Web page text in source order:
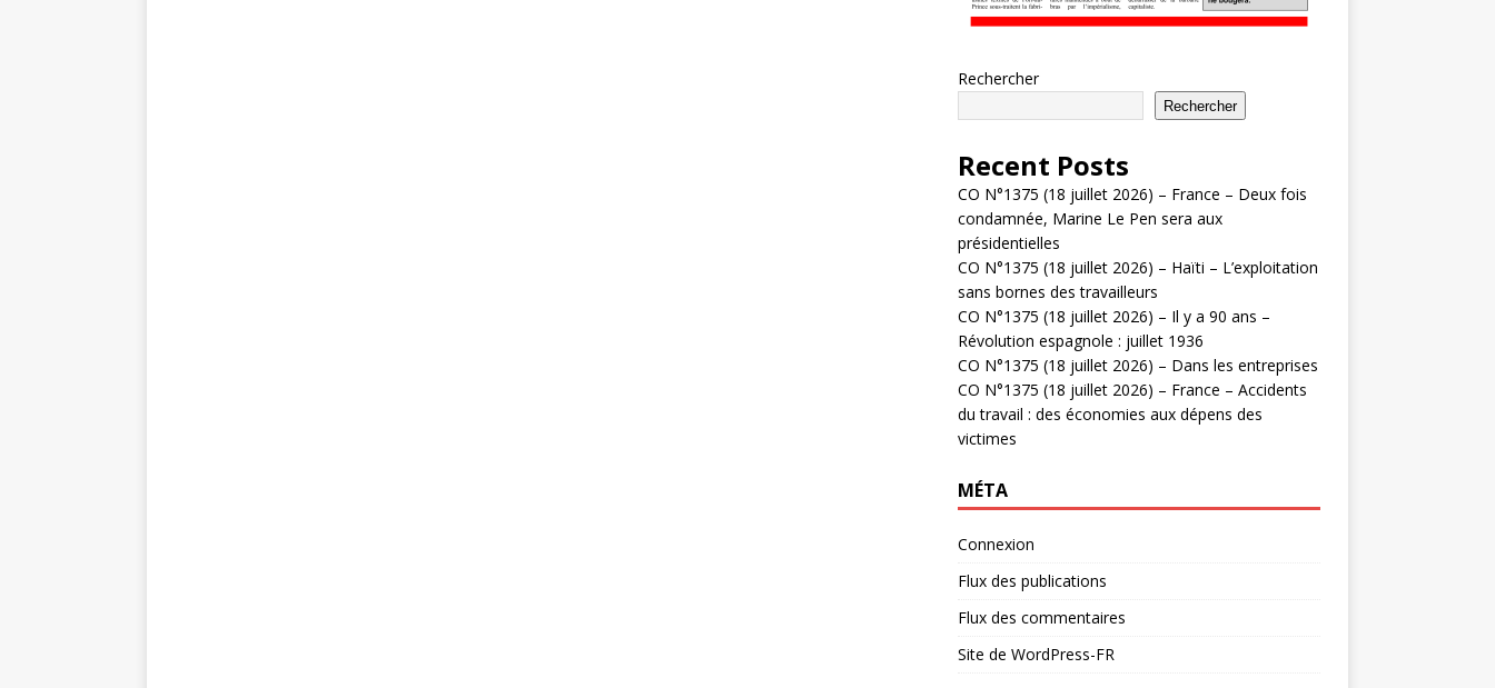
Rechercher
Rechercher
Recent Posts
CO N°1375 (18 juillet 2026) – France – Deux fois
condamnée, Marine Le Pen sera aux
présidentielles
CO N°1375 (18 juillet 2026) – Haïti – L’exploitation
sans bornes des travailleurs
CO N°1375 (18 juillet 2026) – Il y a 90 ans –
Révolution espagnole : juillet 1936
CO N°1375 (18 juillet 2026) – Dans les entreprises
CO N°1375 (18 juillet 2026) – France – Accidents
du travail : des économies aux dépens des
victimes
MÉTA
Connexion
Flux des publications
Flux des commentaires
Site de WordPress-FR